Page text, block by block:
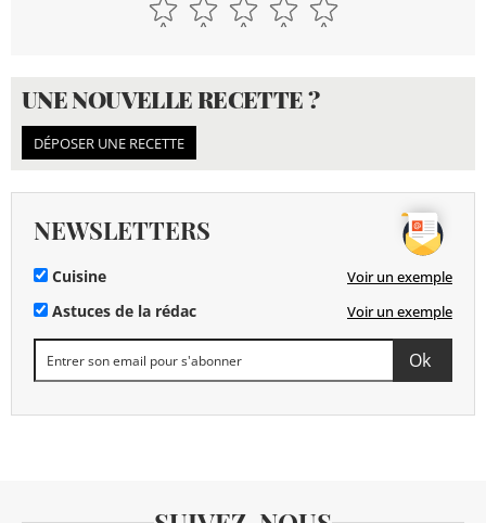
UNE NOUVELLE RECETTE ?
DÉPOSER UNE RECETTE
NEWSLETTERS
Cuisine Voir un exemple
Astuces de la rédac Voir un exemple